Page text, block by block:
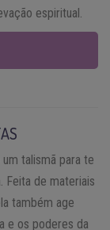
espiritual.
talismã para te
Feita de materiais
também age
e os poderes da